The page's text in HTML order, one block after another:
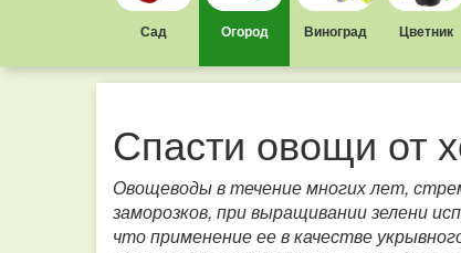
Сад Огород Виноград Цветник
Спасти овощи от
Овощеводы в течение многих лет,
заморозков, при выращивании зелени
что применение ее в качестве